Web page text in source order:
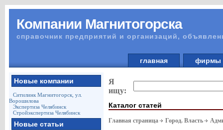
Компании Магнитогорска
справочник предприятий и организаций,
главная
Новые компании
Ситилинк Магнитогорск, ул.
Ворошилова
Экспертиза Челябинск
Стройэкспертиза Челябинск
Новые статьи
Я
ищу:
Каталог статей
Главная страница Город. Власть